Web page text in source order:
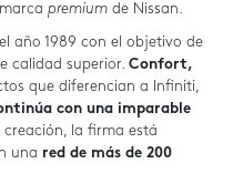
marca premiumde Nissan.
año 1989 con el objetivo de
calidad superior. Confort,
que diferencian a Infiniti,
con una imparable
creación, la firma está
una red de más de 200